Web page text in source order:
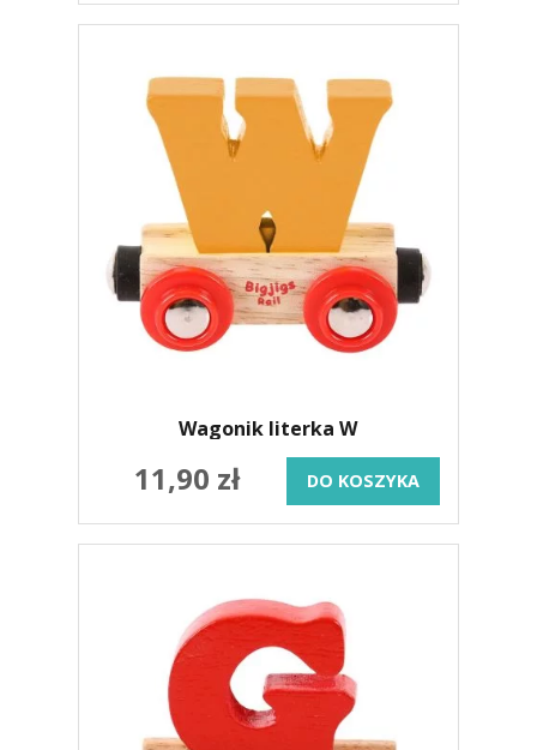
Wagonik literka W
11,90 zł DO KOSZYKA